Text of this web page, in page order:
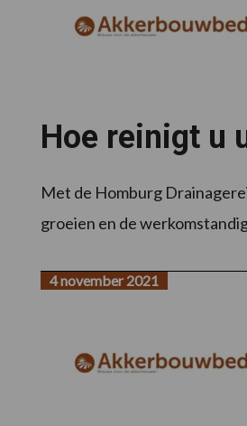
Hoe reinigt u
Met de Homburg
groeien en de
4 november 2021